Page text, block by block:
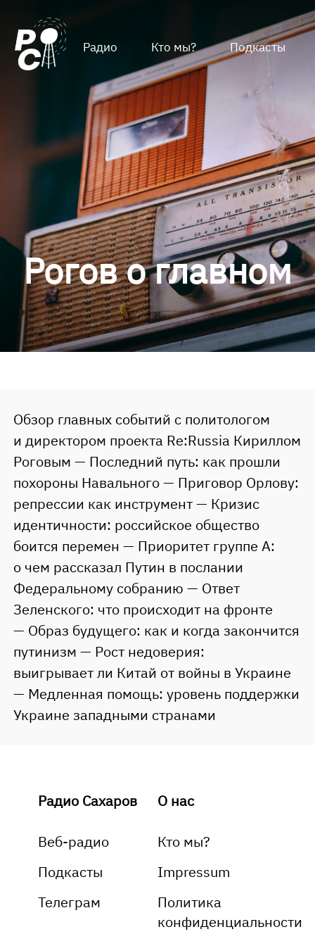
Радио Кто мы? Подкасты
Рогов о главном
Обзор главных событий с политологом
и директором проекта Re:Russia Кириллом
Роговым — Последний путь: как прошли
похороны Навального — Приговор Орлову:
репрессии как инструмент — Кризис
идентичности: российское общество
боится перемен — Приоритет группе А:
о чем рассказал Путин в послании
Федеральному собранию — Ответ
Зеленского: что происходит на фронте
— Образ будущего: как и когда закончится
путинизм — Рост недоверия:
выигрывает ли Китай от войны в Украине
— Медленная помощь: уровень поддержки
Украине западными странами
Радио Сахаров
Веб-радио
Подкасты
Телеграм
О нас
Кто мы?
Impressum
Политика
конфиденциальности